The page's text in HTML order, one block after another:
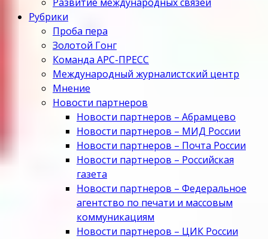
Рубрики
Проба пера
Золотой Гонг
Команда АРС-ПРЕСС
Международный журналистский центр
Мнение
Новости партнеров
Новости партнеров – Абрамцево
Новости партнеров – МИД России
Новости партнеров – Почта России
Новости партнеров – Российская
газета
Новости партнеров – Федеральное
агентство по печати и массовым
коммуникациям
Новости партнеров – ЦИК России